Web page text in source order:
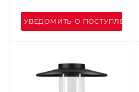
УВЕДОМИТЬ О ПОСТУПЛЕНИИ